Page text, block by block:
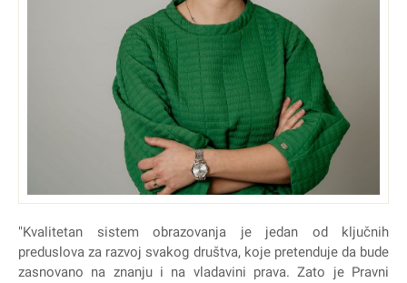
"Kvalitetan sistem obrazovanja je jedan od ključnih
preduslova za razvoj svakog društva, koje pretenduje da bude
zasnovano na znanju i na vladavini prava. Zato je Pravni